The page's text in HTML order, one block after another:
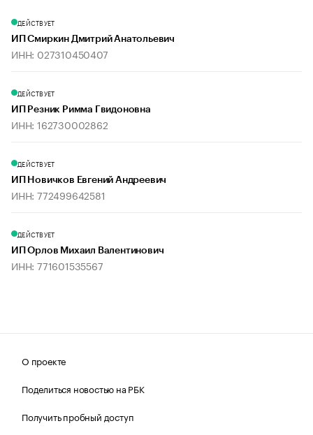
ДЕЙСТВУЕТ
ИП Смиркин Дмитрий Анатольевич
ИНН: 027310450407
ДЕЙСТВУЕТ
ИП Резник Римма Гвидоновна
ИНН: 162730002862
ДЕЙСТВУЕТ
ИП Новичков Евгений Андреевич
ИНН: 772499642581
ДЕЙСТВУЕТ
ИП Орлов Михаил Валентинович
ИНН: 771601535567
О проекте
Поделиться новостью на РБК
Получить пробный доступ